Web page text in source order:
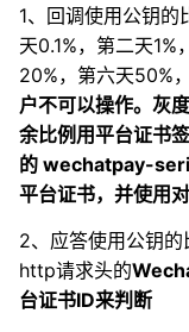
1、回调使用公钥
天0.1%，第二天
20%，第六天50%
户不可以操作。灰
余比例用平台证书
的 wechatpay-
平台证书，并使用
2、应答使用公钥
http请求头的
台证书ID来判断